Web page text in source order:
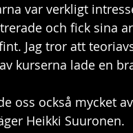
var verkligt
och fick sina
Jag tror att
kurserna lade en
oss också mycket
Heikki Suuronen.